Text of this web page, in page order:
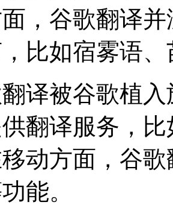
，谷歌翻译
比如宿雾语
译被谷歌植
翻译服务，比
动方面，谷
能。